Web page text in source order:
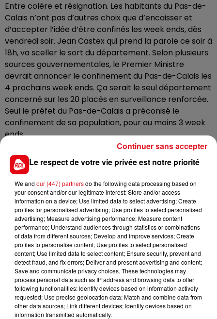
Entre colère et résignation. Les habitants du Pas-de-
Calais n’ont pas d’autres choix que d’encaisser et
d’accepter l’idée d’être confinés les week ends, dès
vendredi soir. Jean Castex qui prend la parole ce soir à
18h, va sceller le sort du département. Selon plusieurs
sources gouvernementales, le Premier Ministre
devrait annoncer le confinement du Pas-de-Calais les
4 prochains week ends. Ça serait le seul département
concerné sur les 20 placés en surveillance renforcée.
Seul le préfet du Pas-de-Calais a préconisé le
confinement de sa population, pour au moins 3 week
ends.
Pour les autres départements en sursis, comme le
Nord, d'autres mesures sont également envisagées,
comme la fermeture des lieux extérieurs à forte
fréquentation, une nouvelle baisse des jauges dans les
commerces ou une obligation du port du masque
étendue. Jean Castex pourrait également annoncer
le renforcement des campagnes de vaccination, ainsi
que plus de dépistages massifs dans les écoles.
FIL D'ACTUS
Le respect de votre vie privée est notre priorité
We and our (447) partnersdo the following data processing based on
your consent and/or our legitimate interest: Store and/or access
information on a device; Use limited data to select advertising; Create
profiles for personalised advertising; Use profiles to select personalised
advertising; Measure advertising performance; Measure content
performance; Understand audiences through statistics or combinations
of data from different sources; Develop and improve services; Create
profiles to personalise content; Use profiles to select personalised
content; Use limited data to select content; Ensure security, prevent and
detect fraud, and fix errors; Deliver and present advertising and content;
Save and communicate privacy choices. These technologies may
process personal data such as IP address and browsing data to offer
following functionalities: Identify devices based on information actively
requested; Use precise geolocation data; Match and combine data from
other data sources; Link different devices; Identify devices based on
information transmitted automatically.
Continuer sans accepter